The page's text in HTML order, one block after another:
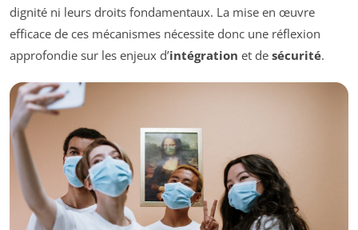
dignité ni leurs droits fondamentaux. La mise en œuvre
efficace de ces mécanismes nécessite donc une réflexion
approfondie sur les enjeux d’intégration et de sécurité.